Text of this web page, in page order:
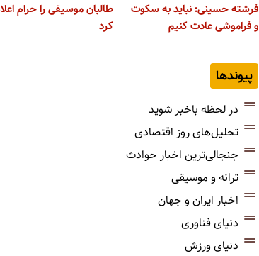
فرشته حسینی: نباید به سکوت
و فراموشی عادت کنیم
طالبان موسیقی را حرام
کرد
پیوندها
در لحظه باخبر شوید
تحلیل‌های روز اقتصادی
جنجالی‌ترین اخبار حوادث
ترانه و موسیقی
اخبار ایران و جهان
دنیای فناوری
دنیای ورزش